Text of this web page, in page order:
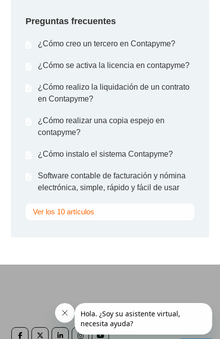
Preguntas frecuentes
¿Cómo creo un tercero en Contapyme?
¿Cómo se activa la licencia en contapyme?
¿Cómo realizo la liquidación de un contrato
en Contapyme?
¿Cómo realizar una copia espejo en
contapyme?
¿Cómo instalo el sistema Contapyme?
Software contable de facturación y nómina
electrónica, simple, rápido y fácil de usar
Ver los 10 artículos